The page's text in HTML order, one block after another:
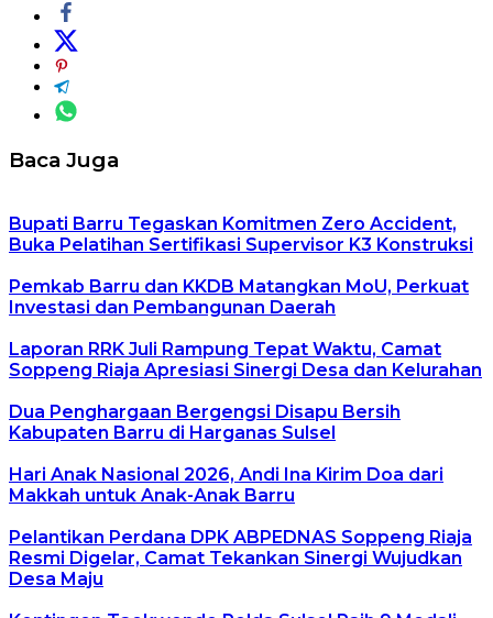
Baca Juga
Bupati Barru Tegaskan Komitmen Zero Accident,
Buka Pelatihan Sertifikasi Supervisor K3 Konstruksi
Pemkab Barru dan KKDB Matangkan MoU, Perkuat
Investasi dan Pembangunan Daerah
Laporan RRK Juli Rampung Tepat Waktu, Camat
Soppeng Riaja Apresiasi Sinergi Desa dan Kelurahan
Dua Penghargaan Bergengsi Disapu Bersih
Kabupaten Barru di Harganas Sulsel
Hari Anak Nasional 2026, Andi Ina Kirim Doa dari
Makkah untuk Anak-Anak Barru
Pelantikan Perdana DPK ABPEDNAS Soppeng Riaja
Resmi Digelar, Camat Tekankan Sinergi Wujudkan
Desa Maju